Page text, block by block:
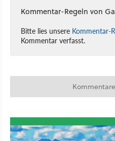
Kommentar-Regeln von
Bitte lies unsere Kommentar-
Kommentar verfasst.